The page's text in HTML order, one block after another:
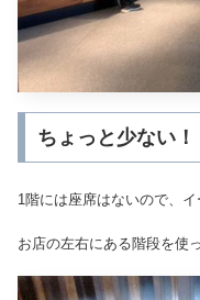
ちょっと少ない
1階には座席はないので、
お店の左右にある階段を使